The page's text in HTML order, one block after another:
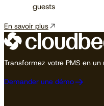
guests
En savoir plus
Transformez votre PMS en
Demander une démo